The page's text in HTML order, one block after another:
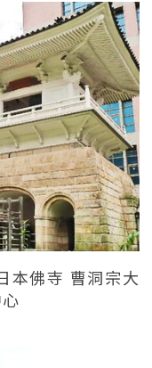
本佛寺 曹洞宗大